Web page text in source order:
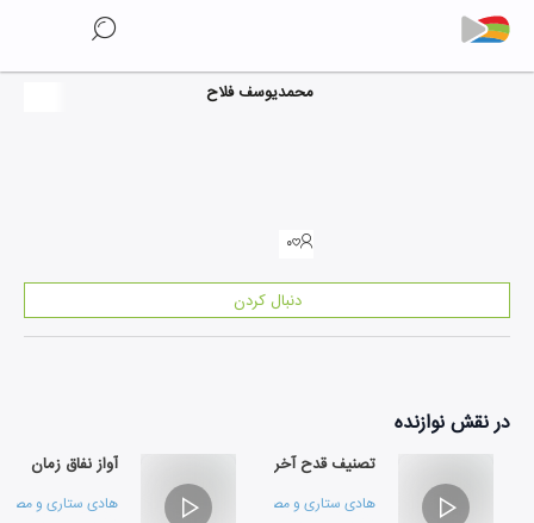
محمدیوسف فلاح
۰
دنبال کردن
در نقشنوازنده
تصنیف قدح آخر
هادی ستاری و مصطفی مومنیان
آواز نفاق زمان
هادی ستاری و